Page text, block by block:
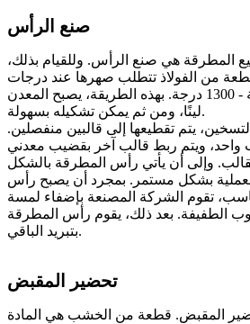
صنع الرأس
المطرقة هي صنع الرأس. وللقيام بذلك،
من الفولاذ تتطلب صهرها عند درجات
حرارة تقارب 1200 درجة - 1300 درجة. بهذه الطريقة، يصبح المعدن
لينًا، ومن ثم يمكن تشكيله بسهولة.
يتم تقطيعها إلى قالبين منفصلين.
واحد، ويتم ربط قالب آخر بقضيب معدني
وإلى أن يأتي رأس المطرقة بالشكل
بشكل مستمر. بمجرد أن يصبح رأس
تقوم الشركة المصنعة بإضفاء لمسة
الطفيفة. بعد ذلك، يقوم رأس المطرقة
بتبريد الباقي.
تحضير المقبض
المقبض. قطعة من الخشب هي المادة